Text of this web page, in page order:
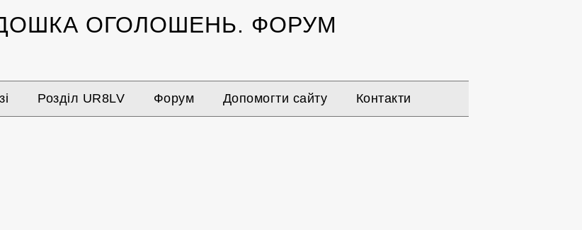
ОГОЛОШЕНЬ. ФОРУМ
Розділ UR8LV Форум Допомогти сайту Контакти